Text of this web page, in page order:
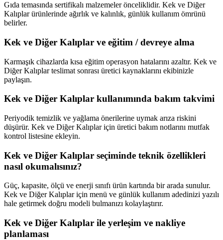
Gıda temasında sertifikalı malzemeler önceliklidir. Kek ve Diğer
Kalıplar ürünlerinde ağırlık ve kalınlık, günlük kullanım ömrünü
belirler.
Kek ve Diğer Kalıplar ve eğitim / devreye alma
Karmaşık cihazlarda kısa eğitim operasyon hatalarını azaltır. Kek ve
Diğer Kalıplar teslimat sonrası üretici kaynaklarını ekibinizle
paylaşın.
Kek ve Diğer Kalıplar kullanımında bakım takvimi
Periyodik temizlik ve yağlama önerilerine uymak arıza riskini
düşürür. Kek ve Diğer Kalıplar için üretici bakım notlarını mutfak
kontrol listesine ekleyin.
Kek ve Diğer Kalıplar seçiminde teknik özellikleri
nasıl okumalısınız?
Güç, kapasite, ölçü ve enerji sınıfı ürün kartında bir arada sunulur.
Kek ve Diğer Kalıplar için menü ve günlük kullanım adedinizi yazılı
hale getirmek doğru modeli bulmanızı kolaylaştırır.
Kek ve Diğer Kalıplar ile yerleşim ve nakliye
planlaması